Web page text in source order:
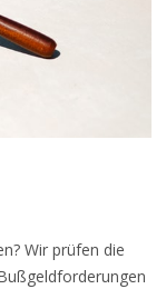
Wir prüfen die